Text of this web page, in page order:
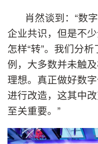
肖然谈到：“数
企业共识，但是不少
怎样“转”。我们分
例，大多数并未触
理想。真正做好数
进行改造，这其中
至关重要。”